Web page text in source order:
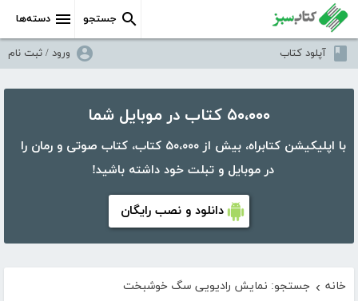
دسته‌ها جستجو
آپلود کتاب ورود / ثبت نام
۵۰،۰۰۰ کتاب در موبایل شما
با اپلیکیشن کتابراه، بیش از ۵۰،۰۰۰ کتاب، کتاب صوتی و رمان را
در موبایل و تبلت خود داشته باشید!
دانلود و نصب رایگان
خانه › جستجو: نمایش رادیویی سگ خوشبخت